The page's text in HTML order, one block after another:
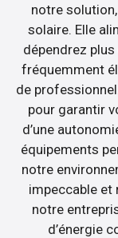
notre
solaire. Elle
dépendrez
fréquemment
de
pour garantir
d’une
équipements
notre
impeccable et
notre
d’énergie